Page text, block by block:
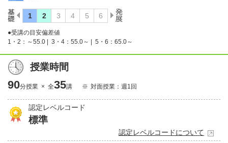
●受講の目安偏差値
1・2：～55.0 |
3・4：55.0～ | 5・6：65.0～
授業時間
90分授業 × 全35講 対面授業：週1回
認定レベルコード
標準
認定レベルコードについて